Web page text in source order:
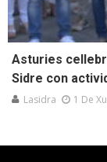
Asturies
Sidre con
Lasidra 1 De